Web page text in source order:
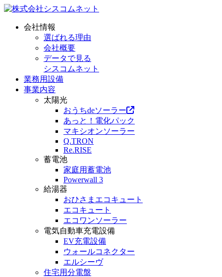
会社情報
選ばれる理由
会社概要
データで見る
シスコムネット
業務用設備
事業内容
太陽光
おうちdeソーラー
あっと！電化パック
マキシオンソーラー
Q.TRON
Re.RISE
蓄電池
家庭用蓄電池
Powerwall 3
給湯器
おひさまエコキュート
エコキュート
エコワンソーラー
電気自動車充電設備
EV充電設備
ウォールコネクター
エルシーヴ
住宅用分電盤